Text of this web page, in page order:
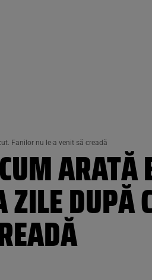
Fanilor nu le-a venit să creadă
ARATĂ
DUPĂ